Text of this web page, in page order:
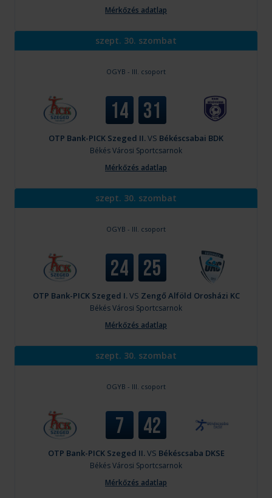
Mérkőzés adatlap
szept. 30. szombat
OGYB - III. csoport
14 31
OTP Bank-PICK Szeged II.VS Békéscsabai BDK
BékésVárosi Sportcsarnok
Mérkőzés adatlap
szept. 30. szombat
OGYB - III. csoport
24 25
OTP Bank-PICK Szeged I.VS Zengő Alföld Orosházi KC
BékésVárosi Sportcsarnok
Mérkőzés adatlap
szept. 30. szombat
OGYB - III. csoport
7 42
OTP Bank-PICK Szeged II.VS Békéscsaba DKSE
BékésVárosi Sportcsarnok
Mérkőzés adatlap